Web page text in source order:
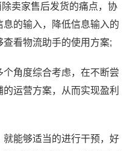
卖家售后发货的痛点，协
的输入，降低信息输入的
看物流助手的使用方案;
角度综合考虑，在不断尝
运营方案，从而实现盈利
能够适当的进行干预，好